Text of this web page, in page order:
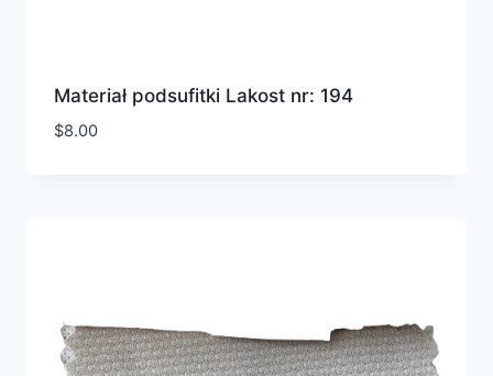
Materiał podsufitki Lakost nr: 194
$8.00